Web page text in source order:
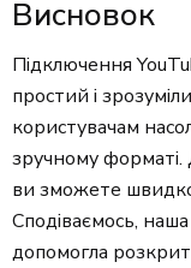
Висновок
Підключення
простий і
користувачам
зручному
ви зможете
Сподіваємось,
допомогла